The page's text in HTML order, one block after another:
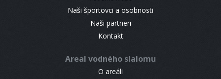
Naši športovci a osobnosti
Naši partneri
Kontakt
Areal vodného slalomu
O areáli